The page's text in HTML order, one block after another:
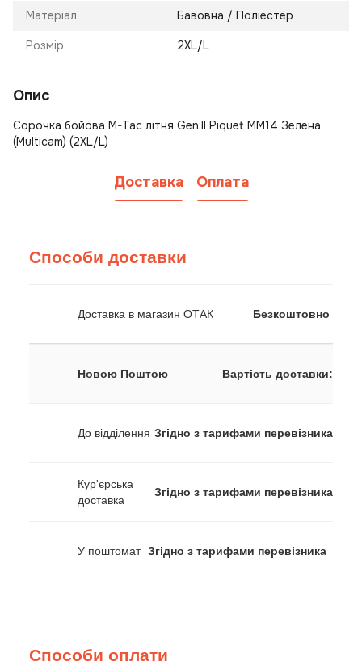
Матеріал Бавовна / Поліестер
Розмір 2XL/L
Опис
Сорочка бойова M-Tac літня Gen.II Piquet MM14 Зелена
(Multicam) (2XL/L)
Доставка Оплата
Способи доставки
Доставка в магазин ОТАК Безкоштовно
Новою Поштою Вартість доставки:
До відділення Згідно з тарифами перевізника
Кур'єрська
доставка
Згідно з тарифами перевізника
У поштомат Згідно з тарифами перевізника
Способи оплати